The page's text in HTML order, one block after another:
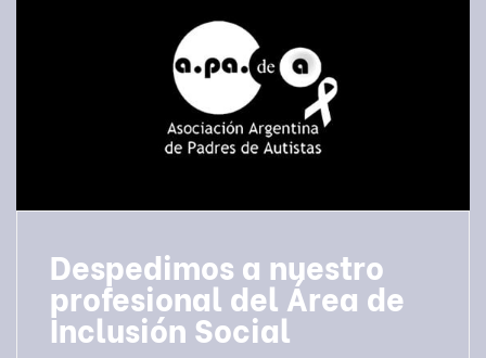
Despedimos a nuestro
profesional del Área de
Inclusión Social